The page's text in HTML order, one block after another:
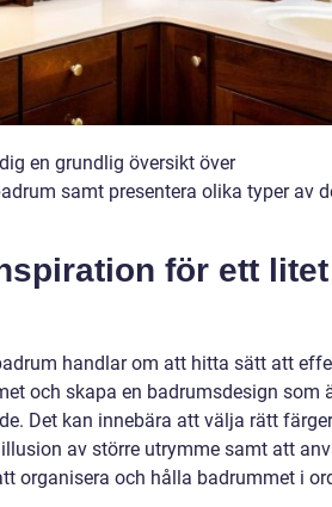
en grundlig översikt över
samt presentera olika typer av
för ett litet
handlar om att hitta sätt att
och skapa en badrumsdesign som
Det kan innebära att välja rätt
av större utrymme samt att
organisera och hålla badrummet i